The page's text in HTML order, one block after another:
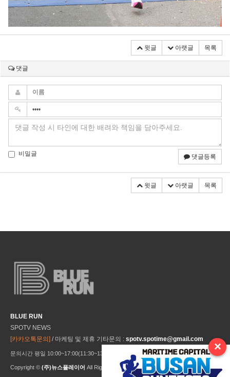
윗글 아랫글 목록
댓글
비밀글 댓글등록
윗글 아랫글 목록
BLUE RUN
SPOTV NEWS
[카카오톡문의] / 마케팅 및 제휴 기타문의 : spotv.spotime@gmail.com
문의시간 평일 10:00~17:00(11:30~13:30 점심시간) ※ 주말 및 공휴일 미운영
Copyright © (주)뉴스플레이어 All Rights Reseved.
×